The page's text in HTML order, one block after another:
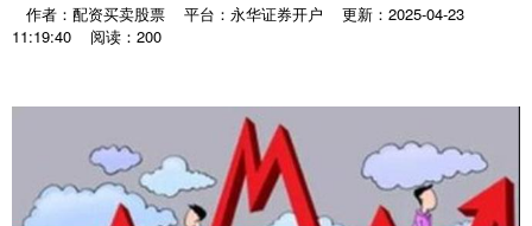
作者：配资买卖股票 平台：永华证券开户
更新：2025-04-23
11:19:40
阅读：200